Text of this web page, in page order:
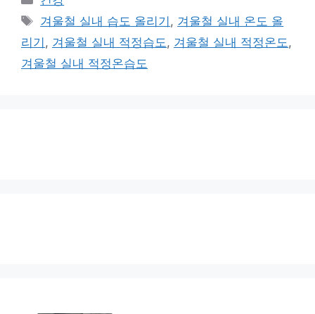
테
리
태
그
겨울철 실내 습도 올리기 , 겨울철 실내 온도 올
리기 , 겨울철 실내 적정습도, 겨울철 실내 적정온도,
겨울철 실내 적정온습도